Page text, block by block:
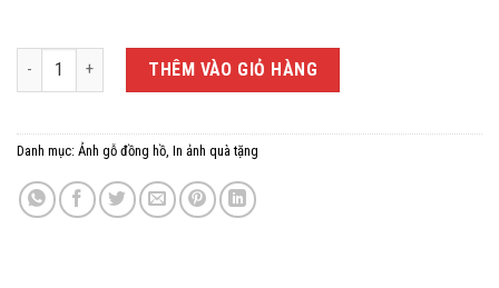
Đồng hồ ảnh ép gỗ 40x60 thiết kế 12 số là 12 hình ảnh số lượng
THÊM VÀO GIỎ HÀNG
Danh mục: Ảnh gỗ đồng hồ In ảnh quà tặng